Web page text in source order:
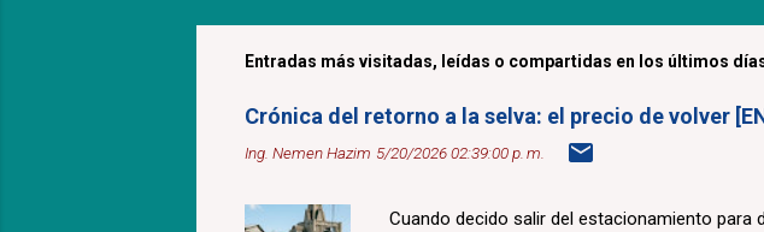
Entradas más visitadas, leídas o compartidas en los últimos
Crónica del retorno a la selva: el precio de volver [EN
Ing. Nemen Hazim 5/20/2026 02:39:00 p. m.
Cuando decido salir del estacionamiento para